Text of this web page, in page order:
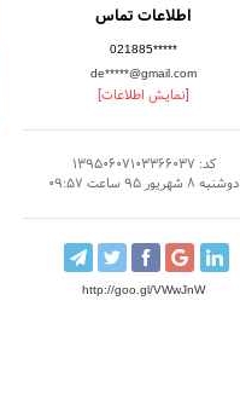
اطلاعات تماس
021885*****
de*****@gmail.com
[نمایش اطلاعات]
کد: 13950607103366037
دوشنبه 8 شهریور 95 ساعت 09:57
http://goo.gl/VWwJnW